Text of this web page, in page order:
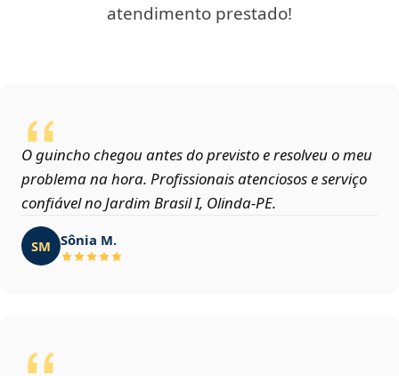
atendimento prestado!
O guincho chegou antes do previsto e resolveu o meu
problema na hora. Profissionais atenciosos e serviço
confiável no Jardim Brasil I, Olinda‑PE.
SM Sônia M.